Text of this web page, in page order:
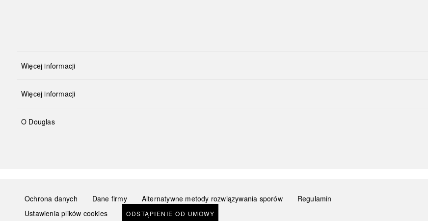
Więcej informacji
Więcej informacji
O Douglas
Ochrona danych Dane firmy Alternatywne metody rozwiązywania sporów
Regulamin
Ustawienia plików cookies
ODSTĄPIENIE OD UMOWY